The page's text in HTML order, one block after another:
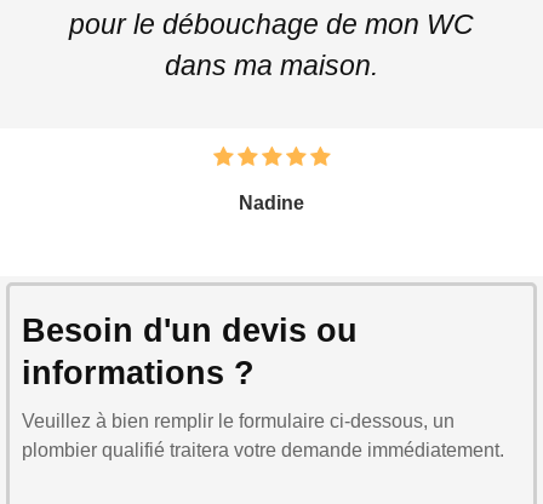
pour le débouchage de mon WC
dans ma maison.
Nadine
Besoin d'un devis ou
informations ?
Veuillez à bien remplir le formulaire ci-dessous, un
plombier qualifié traitera votre demande immédiatement.